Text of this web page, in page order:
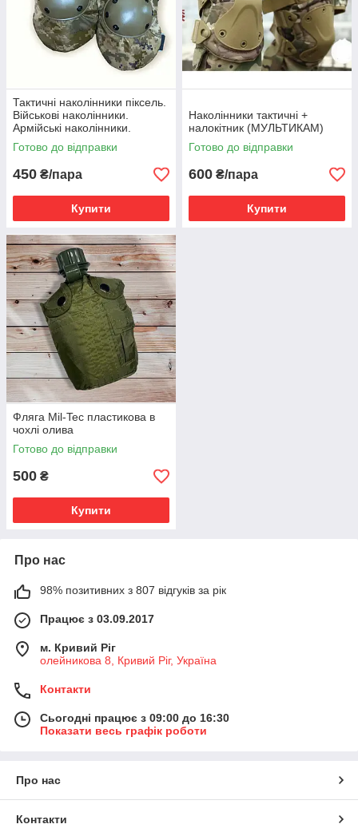
Тактичні наколінники піксель.
Військові наколінники.
Армійські наколінники.
Готово до відправки
450 ₴/пара
Купити
Наколінники тактичні +
налокітник (МУЛЬТИКАМ)
Готово до відправки
600 ₴/пара
Купити
Фляга Mil-Tec пластикова в
чохлі олива
Готово до відправки
500 ₴
Купити
Про нас
98% позитивних з 807 відгуків за рік
Працює з 03.09.2017
м. Кривий Ріг
олейникова 8, Кривий Ріг, Україна
Контакти
Сьогодні працює з 09:00 до 16:30
Показати весь графік роботи
Про нас
Контакти